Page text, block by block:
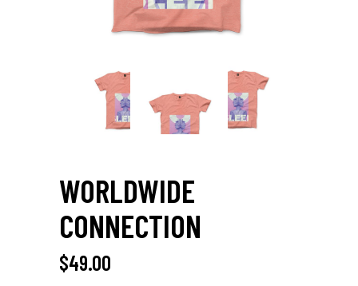
WORLDWIDE
CONNECTION
$49.00